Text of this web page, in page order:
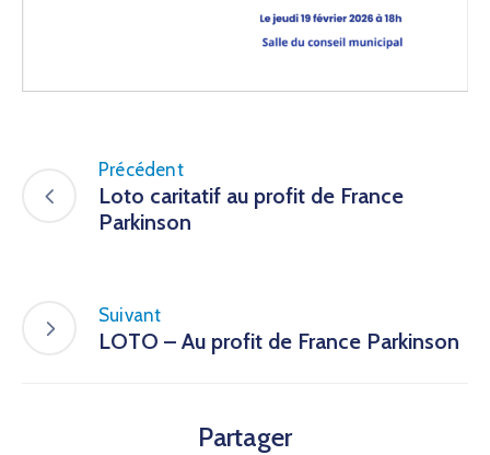
Précédent
Loto caritatif au profit de France
Parkinson
Suivant
LOTO – Au profit de France Parkinson
Partager